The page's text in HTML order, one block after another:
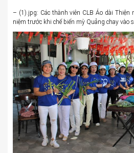
– (1).jpg: Các thành viên CLB Áo dài
niệm trước khi chế biến mỳ Quảng chay vào